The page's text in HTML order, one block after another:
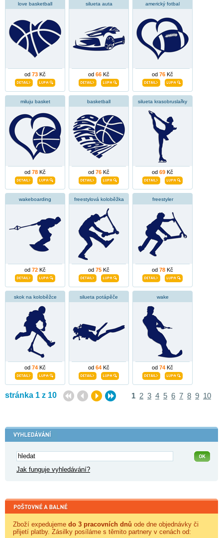
love basketball
od 73 Kč
silueta auta
od 66 Kč
americký fotbal
od 76 Kč
miluju basket
od 78 Kč
basketball
od 76 Kč
silueta krasobruslařky
od 69 Kč
wakeboarding
od 72 Kč
freestylová koloběžka
od 75 Kč
freestyler
od 78 Kč
skok na koloběžce
od 74 Kč
silueta potápěče
od 64 Kč
wake
od 74 Kč
stránka 1 z 10 1 2 3 4 5 6 7 8 9 10
Jak funguje vyhledávání?
Zboží expedujeme do 3 pracovních dnů ode dne objednávky či
přijetí platby. Zásilky posíláme s těmito partnery v cenách od: